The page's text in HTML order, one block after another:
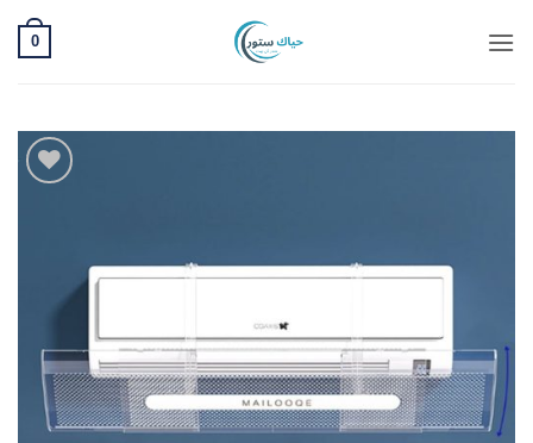
للمحتوى
0